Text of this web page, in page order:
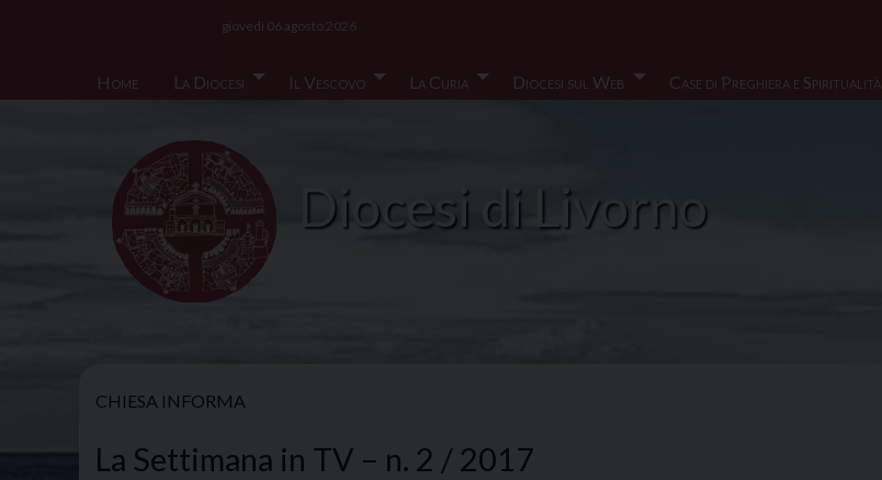
Home
La Diocesi Il Vescovo La Curia Diocesi sul Web Case di Preghiera e Spiritualità
giovedì 06 agosto 2026
Diocesi di Livorno
CHIESA INFORMA
La Settimana in TV – n. 2 / 2017